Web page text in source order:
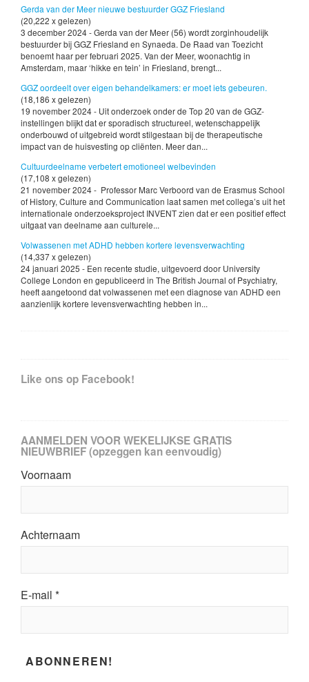
Gerda van der Meer nieuwe bestuurder GGZ Friesland
(20,222 x gelezen)
3 december 2024 - Gerda van der Meer (56) wordt zorginhoudelijk
bestuurder bij GGZ Friesland en Synaeda. De Raad van Toezicht
benoemt haar per februari 2025. Van der Meer, woonachtig in
Amsterdam, maar ‘hikke en tein’ in Friesland, brengt...
GGZ oordeelt over eigen behandelkamers: er moet iets gebeuren.
(18,186 x gelezen)
19 november 2024 - Uit onderzoek onder de Top 20 van de GGZ-
instellingen blijkt dat er sporadisch structureel, wetenschappelijk
onderbouwd of uitgebreid wordt stilgestaan bij de therapeutische
impact van de huisvesting op cliënten. Meer dan...
Cultuurdeelname verbetert emotioneel welbevinden
(17,108 x gelezen)
21 november 2024 - Professor Marc Verboord van de Erasmus School
of History, Culture and Communication laat samen met collega’s uit het
internationale onderzoeksproject INVENT zien dat er een positief effect
uitgaat van deelname aan culturele...
Volwassenen met ADHD hebben kortere levensverwachting
(14,337 x gelezen)
24 januari 2025 - Een recente studie, uitgevoerd door University
College London en gepubliceerd in The British Journal of Psychiatry,
heeft aangetoond dat volwassenen met een diagnose van ADHD een
aanzienlijk kortere levensverwachting hebben in...
Like ons op Facebook!
AANMELDEN VOOR WEKELIJKSE GRATIS
NIEUWBRIEF (opzeggen kan eenvoudig)
Voornaam
Achternaam
E-mail *